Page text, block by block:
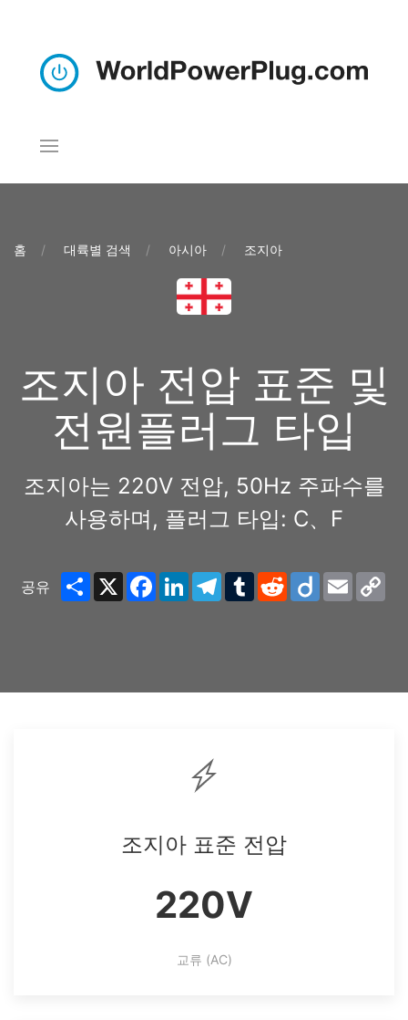
홈 대륙별 검색 아시아 조지아
조지아 전압 표준 및
전원플러그 타입
조지아는 220V 전압, 50Hz 주파수를
사용하며, 플러그 타입: C、F
공유 ShareX Facebook
LinkedInTelegram
TumblrRedditDiigo Email
조지아 표준 전압
220V
교류 (AC)